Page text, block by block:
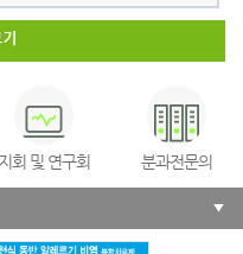
지회 및 연구회 분과전문의